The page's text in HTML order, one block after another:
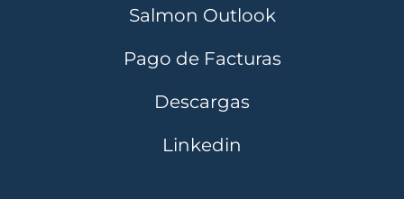
Salmon Outlook
Pago de Facturas
Descargas
Linkedin